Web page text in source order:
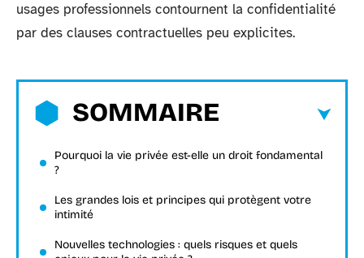
usages professionnels contournent la confidentialité
par des clauses contractuelles peu explicites.
SOMMAIRE
Pourquoi la vie privée est-elle un droit fondamental
?
Les grandes lois et principes qui protègent votre
intimité
Nouvelles technologies : quels risques et quels